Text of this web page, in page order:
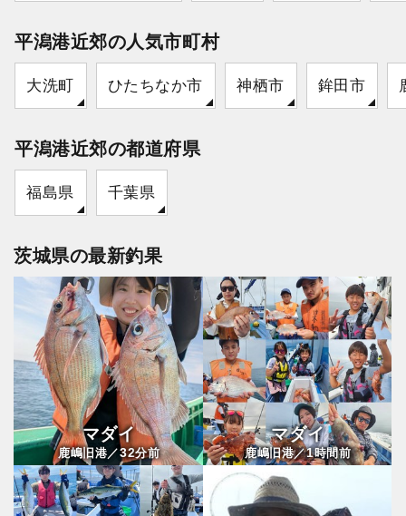
平潟港近郊の人気市町村
大洗町 ひたちなか市 神栖市 鉾田市
平潟港近郊の都道府県
福島県 千葉県
茨城県の最新釣果
マダイ
鹿嶋旧港／32分前
マダイ
鹿嶋旧港／1時間前